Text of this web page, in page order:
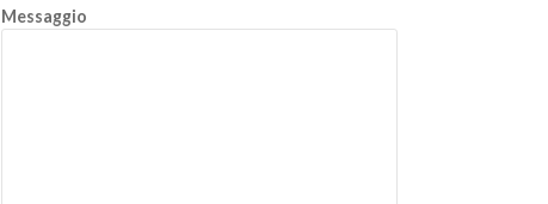
Messaggio